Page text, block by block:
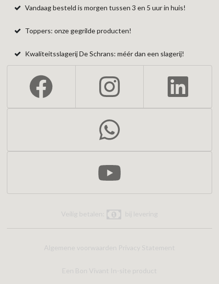
Vandaag besteld is morgen tussen 3 en 5 uur in huis!
Toppers: onze gegrilde producten!
Kwaliteitsslagerij De Schrans: méér dan een slagerij!